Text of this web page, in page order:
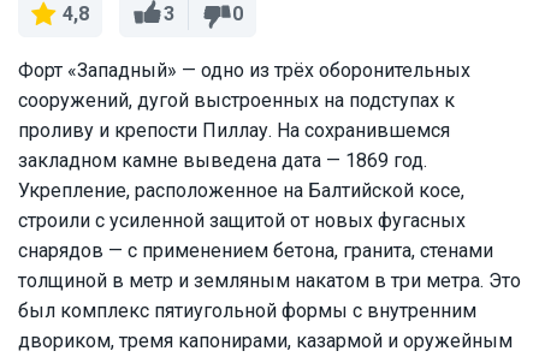
4,8 3 0
Форт «Западный» — одно из трёх оборонительных
сооружений, дугой выстроенных на подступах к
проливу и крепости Пиллау. На сохранившемся
закладном камне выведена дата — 1869 год.
Укрепление, расположенное на Балтийской косе,
строили с усиленной защитой от новых фугасных
снарядов — с применением бетона, гранита, стенами
толщиной в метр и земляным накатом в три метра. Это
был комплекс пятиугольной формы с внутренним
двориком, тремя капонирами, казармой и оружейным